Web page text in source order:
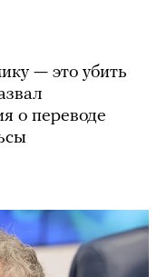
— это убить
о переводе